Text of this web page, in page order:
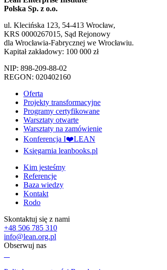
Polska Sp. z o.o.
ul. Klecińska 123, 54-413 Wrocław,
KRS 0000267015, Sąd Rejonowy
dla Wrocławia-Fabrycznej we Wrocławiu.
Kapitał zakładowy: 100 000 zł
NIP: 898-209-88-02
REGON: 020402160
Oferta
Projekty transformacyjne
Programy certyfikowane
Warsztaty otwarte
Warsztaty na zamówienie
Konferencja I❤️LEAN
Księgarnia leanbooks.pl
Kim jesteśmy
Referencje
Baza wiedzy
Kontakt
Rodo
Skontaktuj się z nami
+48 506 785 310
info@lean.org.pl
Obserwuj nas